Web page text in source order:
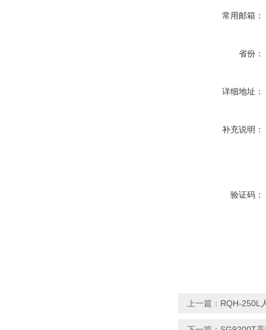
常用邮箱：
省份：
详细地址：
补充说明：
验证码：
上一篇： RQH-250L